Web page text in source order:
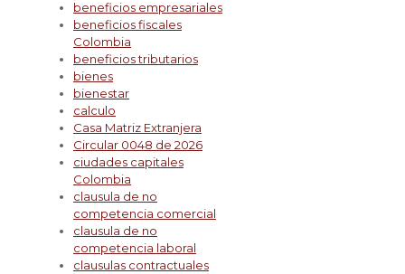
beneficios empresariales
beneficios fiscales
Colombia
beneficios tributarios
bienes
bienestar
calculo
Casa Matriz Extranjera
Circular 0048 de 2026
ciudades capitales
Colombia
clausula de no
competencia comercial
clausula de no
competencia laboral
clausulas contractuales